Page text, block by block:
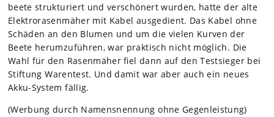
beete struk­tu­riert und ver­schö­nert wur­den, hatte der alte
Elek­tro­ra­sen­mä­her mit Kabel aus­ge­dient. Das Kabel ohne
Schä­den an den Blu­men und um die vie­len Kur­ven der
Beete her­um­zu­füh­ren, war prak­tisch nicht mög­lich. Die
Wahl für den Rasen­mä­her fiel dann auf den Test­sie­ger bei
Stif­tung Waren­test. Und damit war aber auch ein neues
Akku-Sys­tem fäl­lig.
(Wer­bung durch Namens­nen­nung ohne Gegen­leis­tung)